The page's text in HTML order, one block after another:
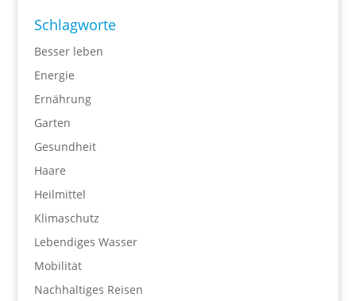
Schlagworte
Besser leben
Energie
Ernährung
Garten
Gesundheit
Haare
Heilmittel
Klimaschutz
Lebendiges Wasser
Mobilität
Nachhaltiges Reisen